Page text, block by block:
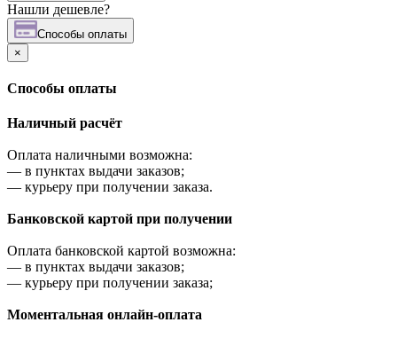
Нашли дешевле?
Cпособы оплаты
×
Cпособы оплаты
Наличный расчёт
Оплата наличными возможна:
— в пунктах выдачи заказов;
— курьеру при получении заказа.
Банковской картой при получении
Оплата банковской картой возможна:
— в пунктах выдачи заказов;
— курьеру при получении заказа;
Моментальная онлайн-оплата